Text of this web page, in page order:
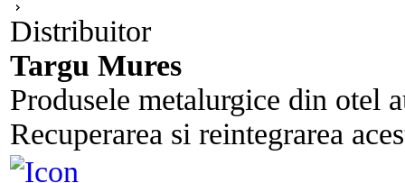
Distribuitor
Targu Mures
Produsele metalurgice din otel
Recuperarea si reintegrarea